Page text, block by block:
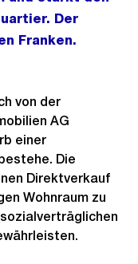
Der
Franken.
von der
AG
einer
Die
Direktverkauf
Wohnraum zu